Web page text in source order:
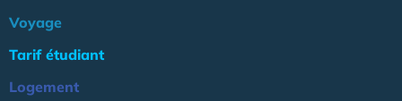
Voyage
Tarif étudiant
Logement